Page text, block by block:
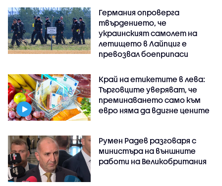
Германия опроверга
твърдението, че
украинският самолет на
летището в Лайпциг е
превозвал боеприпаси
Край на етикетите в лева:
Търговците уверяват, че
преминаването само към
евро няма да вдигне цените
Румен Радев разговаря с
министъра на външните
работи на Великобритания